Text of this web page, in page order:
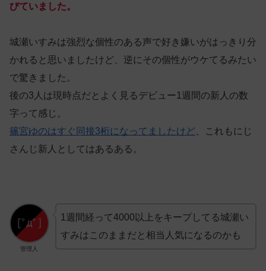
びていました。
城瀬いすみは強烈な個性のある声で好き嫌いがはっきり分
かれると思いましたけど、逆にその個性がウケてるみたい
で驚きました。
後の3人は現時点だとよく見るデビュー1週間の新人の数
字って感じ。
篠宮ゆのはすぐ同接3桁になってましたけど 、これもにじ
さんじ新人としてはあるある。
管理人
1週間経って4000以上をキープしてる城瀬い
すみはこのままだと相当人気になるのかも